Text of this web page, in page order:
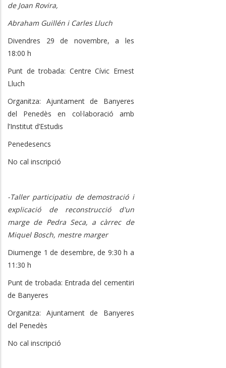
de Joan Rovira,
Abraham Guillén i Carles Lluch
Divendres 29 de novembre, a les
18:00 h
Punt de trobada: Centre Cívic Ernest
Lluch
Organitza: Ajuntament de Banyeres
del Penedès en col·laboració amb
l’Institut d’Estudis
Penedesencs
No cal inscripció
-Taller participatiu de demostració i
explicació de reconstrucció d'un
marge de Pedra Seca, a càrrec de
Miquel Bosch, mestre marger
Diumenge 1 de desembre, de 9:30 h a
11:30 h
Punt de trobada: Entrada del cementiri
de Banyeres
Organitza: Ajuntament de Banyeres
del Penedès
No cal inscripció